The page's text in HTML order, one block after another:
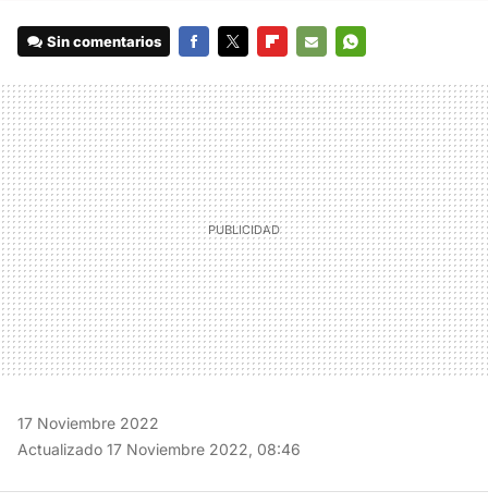
Sin comentarios
MAIL
17 Noviembre 2022
Actualizado 17 Noviembre 2022, 08:46